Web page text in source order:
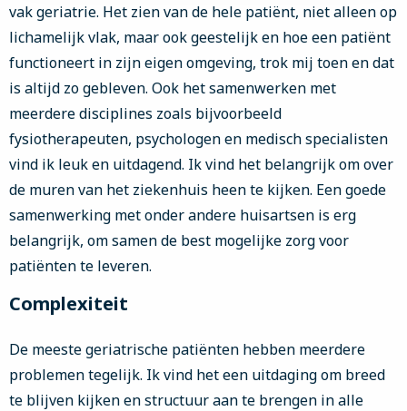
vak geriatrie. Het zien van de hele patiënt, niet alleen op
lichamelijk vlak, maar ook geestelijk en hoe een patiënt
functioneert in zijn eigen omgeving, trok mij toen en dat
is altijd zo gebleven. Ook het samenwerken met
meerdere disciplines zoals bijvoorbeeld
fysiotherapeuten, psychologen en medisch specialisten
vind ik leuk en uitdagend. Ik vind het belangrijk om over
de muren van het ziekenhuis heen te kijken. Een goede
samenwerking met onder andere huisartsen is erg
belangrijk, om samen de best mogelijke zorg voor
patiënten te leveren.
Complexiteit
De meeste geriatrische patiënten hebben meerdere
problemen tegelijk. Ik vind het een uitdaging om breed
te blijven kijken en structuur aan te brengen in alle